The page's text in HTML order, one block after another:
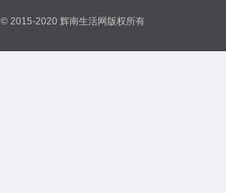
© 2015-2020 辉南生活网版权所有